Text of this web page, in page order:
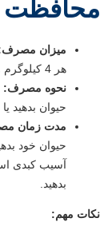
محافظت
میزان
هر 4 کیلوگرم وزن حیوان، روزی 1 قرص به او بدهید.
نحوه مصرف:
حیوان بدهید
مدت زمان
حیوان خود
آسیب کبدی
بدهید.
نکات مهم: